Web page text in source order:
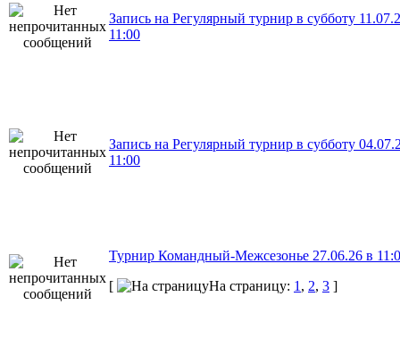
Запись на Регулярный турнир в субботу
11:00
Запись на Регулярный турнир в субботу
11:00
Турнир Командный-Межсезонье 27.06.26 в
[
На страницу: 1 , 2, 3 ]